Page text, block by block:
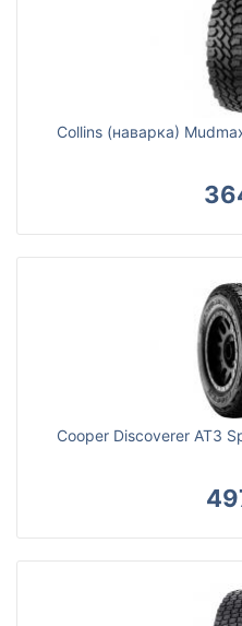
Collins (наварка)
Cooper Discoverer AT3